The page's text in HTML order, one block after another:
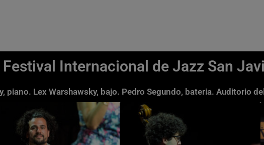
Internacional de Jazz San
piano. Lex Warshawsky, bajo. Pedro Segundo, bateria. Auditorio